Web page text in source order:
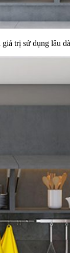
trị sử dụng lâu